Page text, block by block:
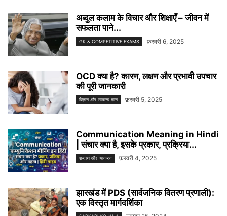
अब्दुल कलाम के विचार और शिक्षाएँ – जीवन में
सफलता पाने...
GK & COMPETITIVE EXAMS फ़रवरी 6, 2025
OCD क्या है? कारण, लक्षण और प्रभावी उपचार
की पूरी जानकारी
विज्ञान और सामान्य ज्ञान फ़रवरी 5, 2025
Communication Meaning in Hindi
| संचार क्या है, इसके प्रकार, प्रक्रिया...
शब्दार्थ और व्याकरण फ़रवरी 4, 2025
झारखंड में PDS (सार्वजनिक वितरण प्रणाली):
एक विस्तृत मार्गदर्शिका